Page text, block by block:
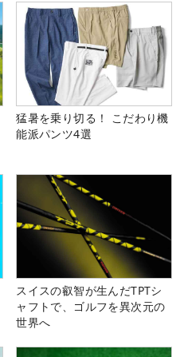
猛暑を乗り切る！ こだわり機
能派パンツ4選
スイスの叡智が生んだTPTシ
ャフトで、ゴルフを異次元の
世界へ